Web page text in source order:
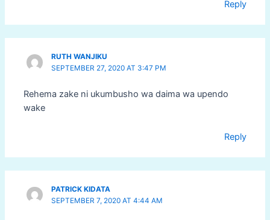
Reply
RUTH WANJIKU
SEPTEMBER 27, 2020 AT 3:47 PM
Rehema zake ni ukumbusho wa daima wa upendo
wake
Reply
PATRICK KIDATA
SEPTEMBER 7, 2020 AT 4:44 AM